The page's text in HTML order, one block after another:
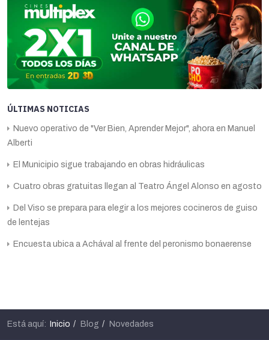
ÚLTIMAS NOTICIAS
Nuevo operativo de "Ver Bien, Aprender Mejor", ahora en Manuel
Alberti
El Municipio sigue trabajando en obras hidráulicas
Cuatro obras gratuitas llegan al Teatro Ángel Alonso en agosto
Del Viso se prepara para elegir a los mejores cocineros de guiso
de lentejas
Encuesta ubica a Achával al frente del peronismo bonaerense
Está aquí: Inicio Blog Novedades